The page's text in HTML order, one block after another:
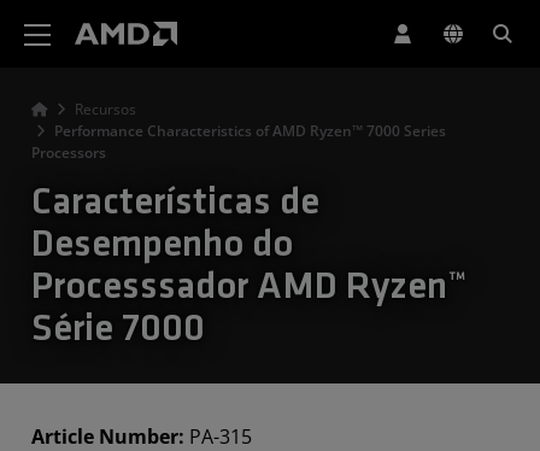
Recursos
Performance Characteristics of AMD Ryzen™ 7000 Series
Processors
Características de
Desempenho do
Processsador AMD Ryzen™
Série 7000
Article Number: PA-315